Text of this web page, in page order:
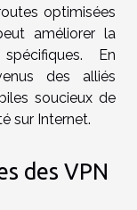
optimisées
améliorer la
En
des alliés
soucieux de
sur Internet.
des VPN